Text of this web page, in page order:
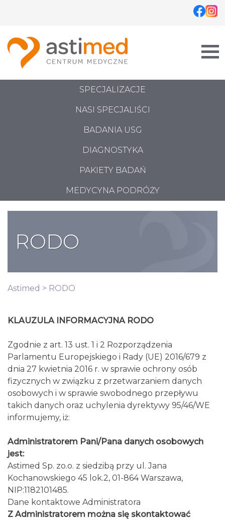
SPECJALIZACJE
NASI SPECJALIŚCI
BADANIA USG
DIAGNOSTYKA
PAKIETY BADAŃ
MEDYCYNA PODRÓŻY
RODO
Astimed > RODO
KLAUZULA INFORMACYJNA RODO
Zgodnie z art. 13 ust. 1 i 2 Rozporządzenia
Parlamentu Europejskiego i Rady (UE) 2016/679 z
dnia 27 kwietnia 2016 r. w sprawie ochrony osób
fizycznych w związku z przetwarzaniem danych
osobowych i w sprawie swobodnego przepływu
takich danych oraz uchylenia dyrektywy 95/46/WE
informujemy, iż:
Administratorem Pani/Pana danych osobowych
jest:
Astimed Sp. zo.o. z siedzibą przy ul. Jana
Kochanowskiego 45 lok.2, 01-864 Warszawa,
NIP:1182101485.
Dane kontaktowe Administratora
Z Administratorem można się skontaktować